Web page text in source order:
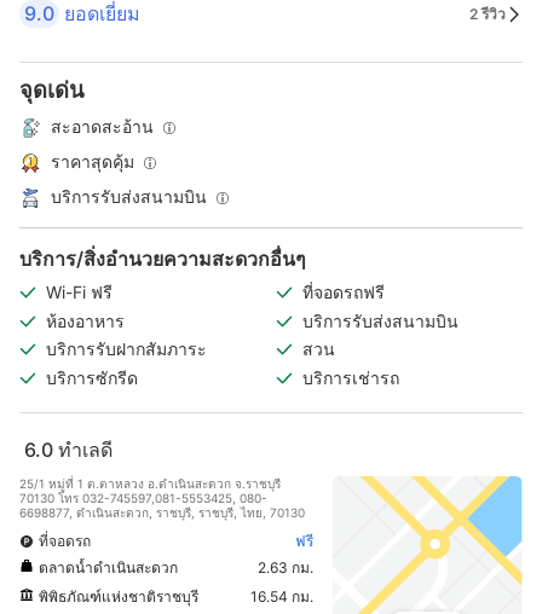
9.0 ยอดเยี่ยม 2 รีวิว
จุดเด่น
สะอาดสะอ้าน
ราคาสุดคุ้ม
บริการรับส่งสนามบิน
บริการ/สิ่งอำนวยความสะดวกอื่นๆ
Wi-Fi ฟรี
ที่จอดรถฟรี
ห้องอาหาร
บริการรับส่งสนามบิน
บริการรับฝากสัมภาระ
สวน
บริการซักรีด
บริการเช่ารถ
6.0 ทำเลดี
25/1 หมู่ที่ 1 ต.ตาหลวง อ.ดำเนินสะดวก จ.ราชบุรี
70130 โทร 032-745597,081-5553425, 080-
6698877, ดำเนินสะดวก, ราชบุรี, ราชบุรี, ไทย, 70130
ที่จอดรถ
ฟรี
ตลาดน้ำดำเนินสะดวก
2.63 กม.
พิพิธภัณฑ์แห่งชาติราชบุรี
16.54 กม.